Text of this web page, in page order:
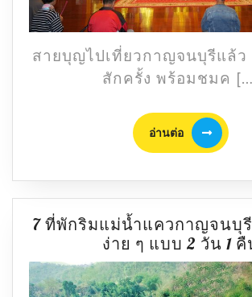
สายบุญไปเที่ยวกาญจนบุรีแล้ว
สักครั้ง พร้อมชมค
อ่านต่อ
อ่าน
ต่อ
7 ที่พักริมแม่น้ำแควกาญจนบุ
ง่าย ๆ แบบ 2 วัน 1